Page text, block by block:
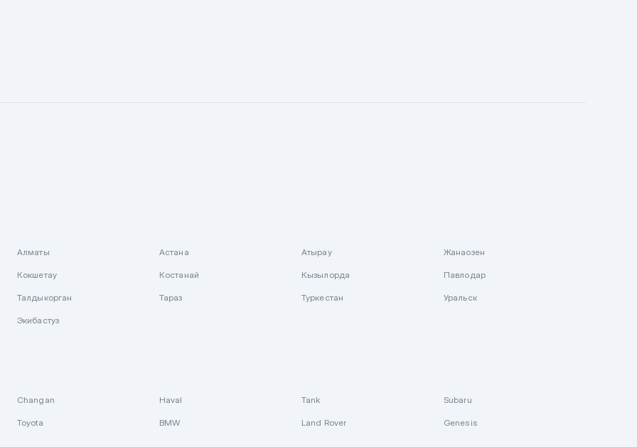
Алматы Астана Атырау Жанаозен
Кокшетау Костанай Кызылорда Павлодар
Талдыкорган Тараз Туркестан Уральск
Экибастуз
Changan Haval Tank Subaru
Toyota BMW Land Rover Genesis